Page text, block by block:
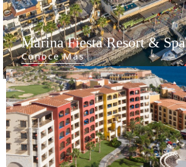
Marina Fiesta Resort & Spa
Conoce Más